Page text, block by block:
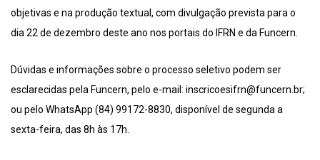
objetivas e na produção textual, com divulgação prevista para o
dia 22 de dezembro deste ano nos portais do IFRN e da Funcern.
Dúvidas e informações sobre o processo seletivo podem ser
esclarecidas pela Funcern, pelo e-mail: inscricoesifrn@funcern.br;
ou pelo WhatsApp (84) 99172-8830, disponível de segunda a
sexta-feira, das 8h às 17h.